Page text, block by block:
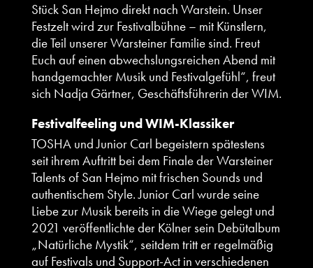
Stück San Hejmo direkt nach Warstein. Unser
Festzelt wird zur Festivalbühne – mit Künstlern,
die Teil unserer Warsteiner Familie sind. Freut
Euch auf einen abwechslungsreichen Abend mit
handgemachter Musik und Festivalgefühl“, freut
sich Nadja Gärtner, Geschäftsführerin der WIM.
Festivalfeeling und WIM-Klassiker
TOSHA und Junior Carl begeistern spätestens
seit ihrem Auftritt bei dem Finale der Warsteiner
Talents of San Hejmo mit frischen Sounds und
authentischem Style. Junior Carl wurde seine
Liebe zur Musik bereits in die Wiege gelegt und
2021 veröffentlichte der Kölner sein Debütalbum
„Natürliche Mystik“, seitdem tritt er regelmäßig
auf Festivals und Support-Act in verschiedenen